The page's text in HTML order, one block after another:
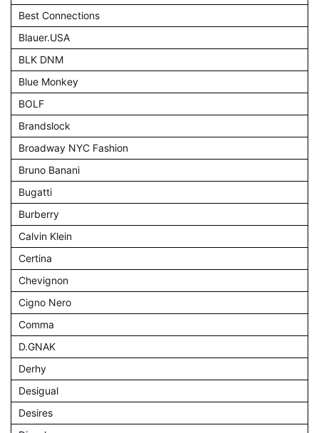
Best Connections
Blauer.USA
BLK DNM
Blue Monkey
BOLF
Brandslock
Broadway NYC Fashion
Bruno Banani
Bugatti
Burberry
Calvin Klein
Certina
Chevignon
Cigno Nero
Comma
D.GNAK
Derhy
Desigual
Desires